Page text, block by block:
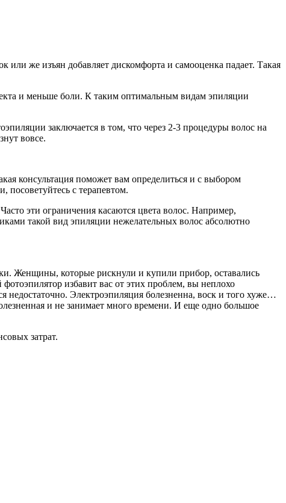
или же изъян добавляет дискомфорта и самооценка падает. Такая
и меньше боли. К таким оптимальным видам эпиляции
заключается в том, что через 2-3 процедуры волос на
вовсе.
консультация поможет вам определиться и с выбором
посоветуйтесь с терапевтом.
эти ограничения касаются цвета волос. Например,
такой вид эпиляции нежелательных волос абсолютно
Женщины, которые рискнули и купили прибор, оставались
избавит вас от этих проблем, вы неплохо
недостаточно. Электроэпиляция болезненна, воск и того хуже…
и не занимает много времени. И еще одно большое
затрат.